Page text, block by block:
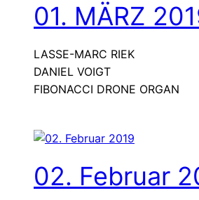
01. MÄRZ
LASSE-MARC RIEK
DANIEL VOIGT
FIBONACCI DRONE ORGAN
02. Februar